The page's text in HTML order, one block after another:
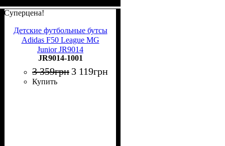
Суперцена!
Детские футбольные бутсы
Adidas F50 League MG
Junior JR9014
JR9014-1001
3 359грн 3 119грн
Купить